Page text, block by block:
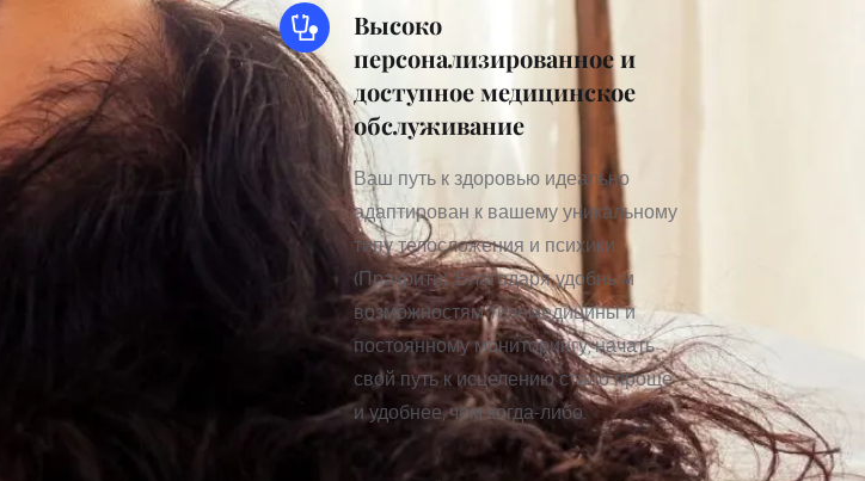
Высоко
персонализированное и
доступное медицинское
обслуживание
Ваш путь к здоровью идеально
адаптирован к вашему уникальному
типу телосложения и психики
(Пракрити). Благодаря удобным
возможностям телемедицины и
постоянному мониторингу, начать
свой путь к исцелению стало проще
и удобнее, чем когда-либо.